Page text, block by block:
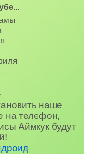
наше
на телефон,
Аймкук будут